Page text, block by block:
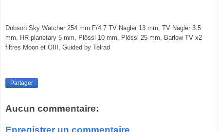
Dobson Sky Watcher 254 mm F/4.7 TV Nagler 13 mm, TV Nagler 3.5
mm, HR planetary 5 mm, Plössl 10 mm, Plössl 25 mm, Barlow TV x2
filtres Moon et OIII, Guided by Telrad
Partager
Aucun commentaire:
Enregistrer un commentaire